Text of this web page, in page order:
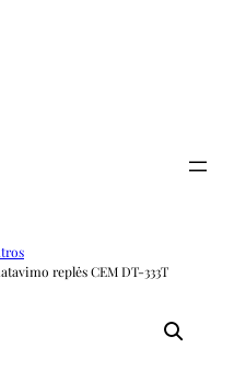
replės CEM DT-333T